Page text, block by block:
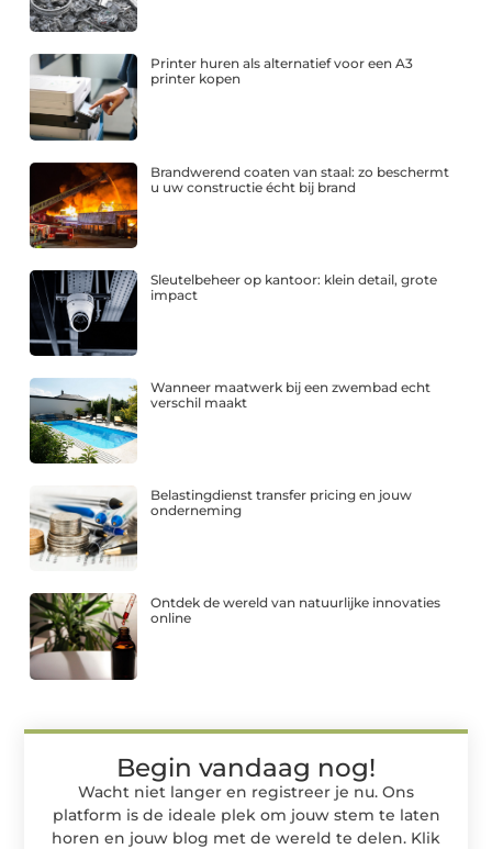
Printer huren als alternatief voor een A3
printer kopen
Brandwerend coaten van staal: zo beschermt
u uw constructie écht bij brand
Sleutelbeheer op kantoor: klein detail, grote
impact
Wanneer maatwerk bij een zwembad echt
verschil maakt
Belastingdienst transfer pricing en jouw
onderneming
Ontdek de wereld van natuurlijke innovaties
online
Begin vandaag nog!
Wacht niet langer en registreer je nu. Ons
platform is de ideale plek om jouw stem te laten
horen en jouw blog met de wereld te delen. Klik